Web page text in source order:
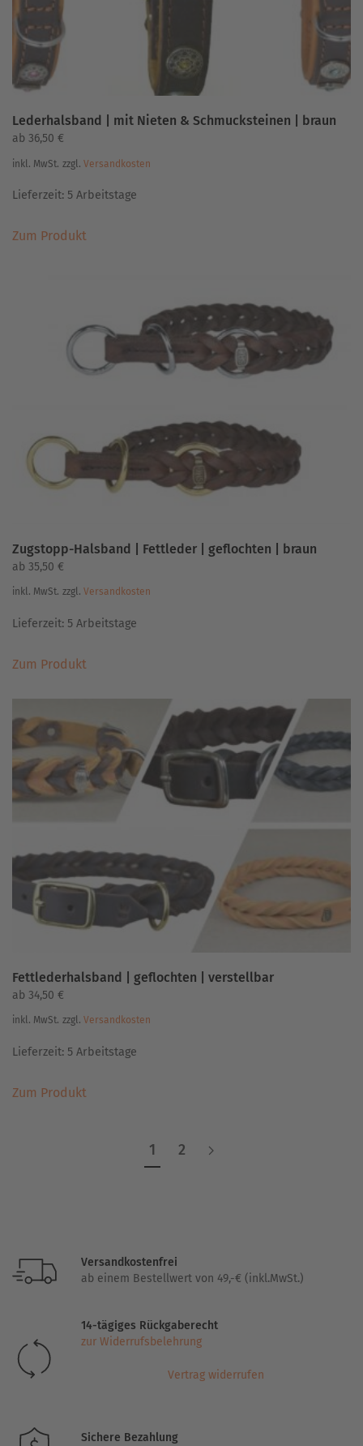
Lederhalsband | mit Nieten & Schmucksteinen | braun
ab 36,50 €
inkl. MwSt. zzgl. Versandkosten
Lieferzeit: 5 Arbeitstage
Zum ProduktProdukt
Die
können
Produktseite
gewählt
werden
Zugstopp-Halsband | Fettleder | geflochten | braun
ab 35,50 €
inkl. MwSt. zzgl. Versandkosten
Lieferzeit: 5 Arbeitstage
Zum ProduktProdukt
Varianten
Die
Optionen
Produktseite
gewählt
werden
Fettlederhalsband | geflochten | verstellbar
ab 34,50 €
inkl. MwSt. zzgl. Versandkosten
Lieferzeit: 5 Arbeitstage
Zum ProduktProdukt
der
werden
1 2
Versandkostenfrei
ab einem Bestellwert von 49,-€ (inkl.MwSt.)
14-tägiges Rückgaberecht
zur Widerrufsbelehrung
Vertrag widerrufen
Sichere Bezahlung